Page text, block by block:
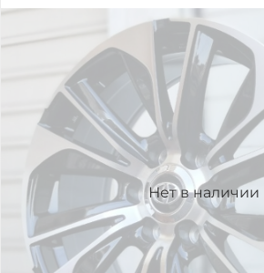
Нет в наличии